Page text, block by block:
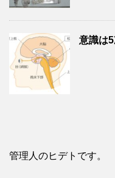
意識は
管理人のヒデトです。